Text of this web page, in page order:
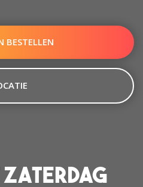
BESTELLEN